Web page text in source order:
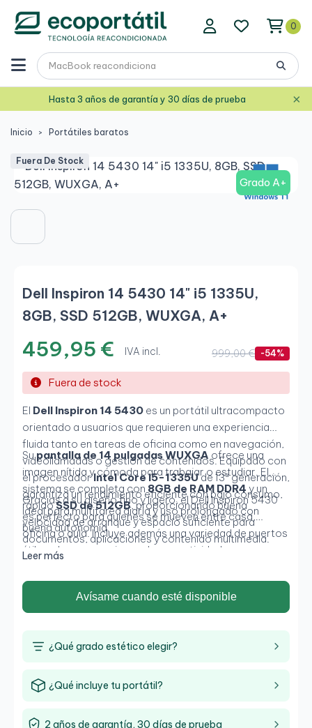
0
Hasta 3 años de garantía y 30 días de prueba ×
Inicio Portátiles baratos
Grado A+
Fuera De Stock
Dell Inspiron 14 5430 14" i5 1335U,
8GB, SSD 512GB, WUXGA, A+
459,95 € IVA incl. 999,00 € -54%
Fuera de stock
El Dell Inspiron 14 5430 es un portátil ultracompacto
orientado a usuarios que requieren una experiencia
fluida tanto en tareas de oficina como en navegación,
videollamadas o gestión de contenidos. Equipado con
el procesadorIntel Core i5-1335Ude 13ª generación,
garantiza un rendimiento eficiente con bajo consumo,
ideal para multitarea diaria y uso prolongado con
buena autonomía.
Supantalla de 14 pulgadas WUXGA ofrece una
imagen nítida y cómoda para trabajar o estudiar. El
sistema se completa con 8GB de RAM DDR4 y un
rápidoSSD de 512GB, proporcionando buena
velocidad de arranque y espacio suficiente para
documentos, aplicaciones y contenido multimedia.
Gracias a su diseño fino y ligero, el Dell Inspiron 5430
es perfecto para quienes se mueven entre casa,
oficina o aula. Incluye además una variedad de puertos
útiles y buenas opciones de conectividad.
Leer más
Avísame cuando esté disponible
¿Qué grado estético elegir?
¿Qué incluye tu portátil?
2 años de garantía, 30 días de prueba